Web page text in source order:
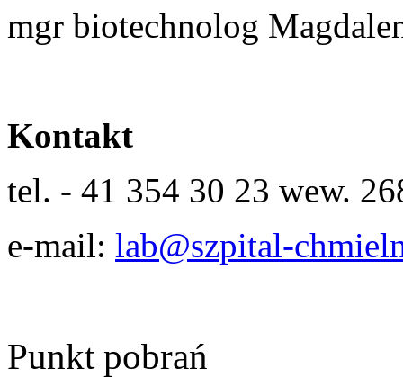
mgr biotechnolog
Kontakt
tel. - 41 354 30 23 wew.
e-mail: lab@szpital-
Punkt pobrań